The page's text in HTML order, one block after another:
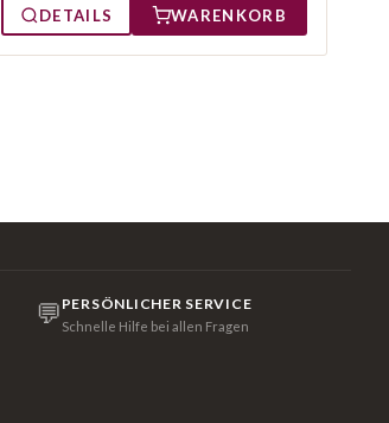
DETAILS WARENKORB
💬 PERSÖNLICHER SERVICE
Schnelle Hilfe bei allen Fragen